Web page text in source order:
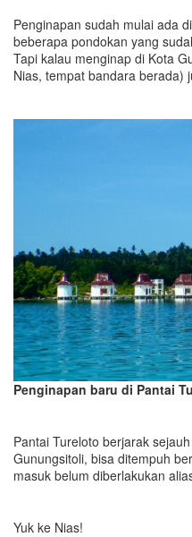
Penginapan sudah mulai ada
beberapa pondokan yang
Tapi kalau menginap di Kota
Nias, tempat bandara berada)
Penginapan baru di Pantai
Pantai Tureloto berjarak
Gunungsitoli, bisa ditempuh
masuk belum diberlakukan
Yuk ke Nias!